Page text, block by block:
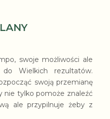
swoje możliwości ale
Wielkich rezultatów.
swoją przemianę
nie tylko pomoże znaleźć
ale przypilnuje żeby z